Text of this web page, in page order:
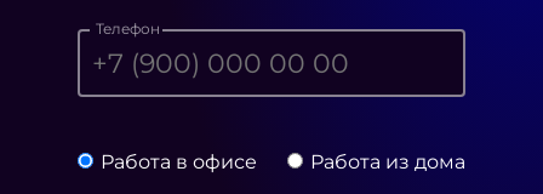
Телефон
Работа в офисе Работа из дома